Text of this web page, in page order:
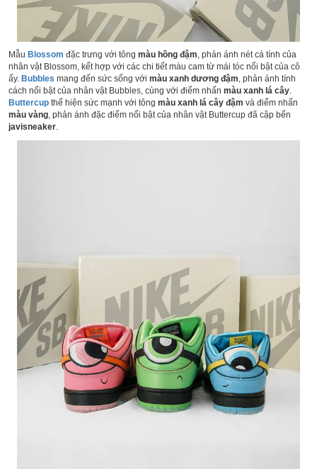
Mẫu Blossom đặc trưng với tông màu hồng đậm , phản ánh nét cá tính của
nhân vật Blossom, kết hợp với các chi tiết màu cam từ mái tóc nổi bật của cô
ấy. Bubbles mang đến sức sống với màu xanh dương đậm , phản ánh tính
cách nổi bật của nhân vật Bubbles, cùng với điểm nhấn màu xanh lá cây
Buttercup thể hiện sức mạnh với tông màu xanh lá cây đậm và điểm nhấn
màu vàng , phản ánh đặc điểm nổi bật của nhân vật Buttercup đã cập bến
javisneaker